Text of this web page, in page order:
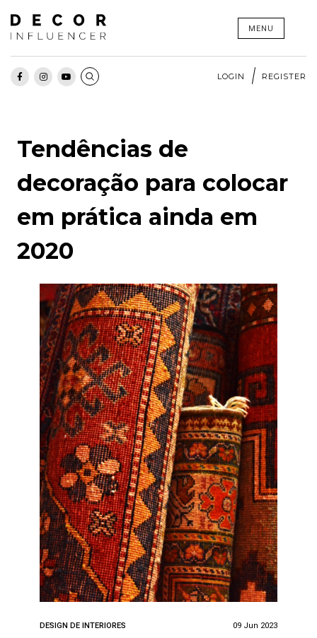
Skip
content
MENU
LOGIN REGISTER
Tendências de
decoração para colocar
em prática ainda em
2020
DESIGN DE INTERIORES 09 Jun 2023